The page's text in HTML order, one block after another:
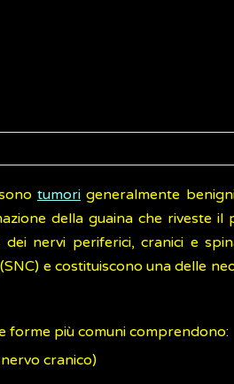
tumori generalmente
della guaina che riveste il
nervi periferici, cranici e
e costituiscono una delle
forme più comuni comprendono:
cranico)